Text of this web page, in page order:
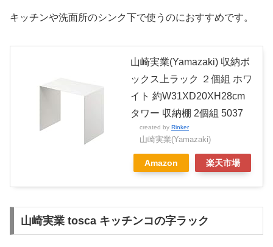
キッチンや洗面所のシンク下で使うのにおすすめです。
山崎実業(Yamazaki) 収納ボ
ックス上ラック ２個組 ホワ
イト 約W31XD20XH28cm
タワー 収納棚 2個組 5037
created by Rinker
山崎実業(Yamazaki)
Amazon 楽天市場
山崎実業 tosca キッチンコの字ラック